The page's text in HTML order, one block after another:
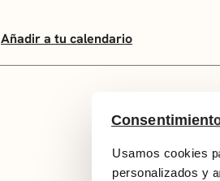
Usamos cookies
personalizados y
Añadir a tu calendario